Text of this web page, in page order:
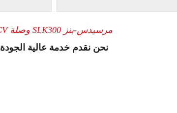
مرسيدس-بنز SLK300 وصلة CV
نحن نقدم خدمة عالية الجودة